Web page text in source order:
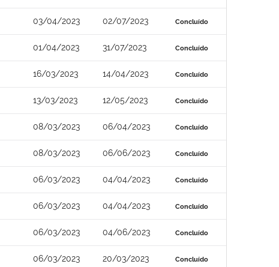
03/04/2023 02/07/2023 Concluído
01/04/2023 31/07/2023 Concluído
16/03/2023 14/04/2023 Concluído
13/03/2023 12/05/2023 Concluído
08/03/2023 06/04/2023 Concluído
08/03/2023 06/06/2023 Concluído
06/03/2023 04/04/2023 Concluído
06/03/2023 04/04/2023 Concluído
06/03/2023 04/06/2023 Concluído
06/03/2023 20/03/2023 Concluído